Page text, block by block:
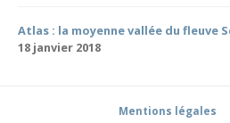
Atlas : la moyenne vallée du fleuve
18 janvier 2018
Mentions légales